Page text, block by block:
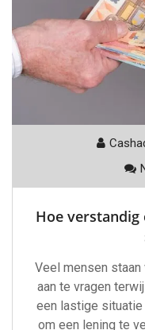
Hoe verstandig
Veel mensen
aan te vragen
een lastige
om een lening te